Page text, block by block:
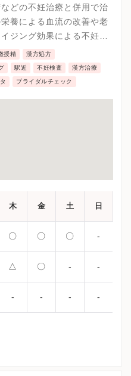
どの不妊治療と併用で治
養による血流の改善や老
ジング効果による不妊症
化に対して緩和させるこ
。
授精 漢方処方
駅近 不妊検査 漢方治療
ブライダルチェック
木 金 土 日
〇 〇 〇 -
△ 〇 - -
- - - -